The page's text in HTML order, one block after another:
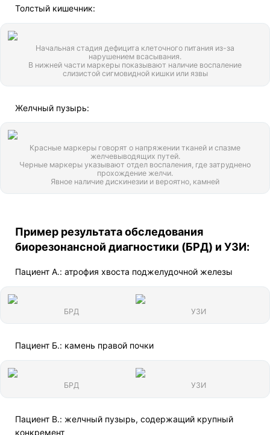
Толстый кишечник:
Начальная стадия дефицита клеточного питания из-за
нарушением всасывания.
В нижней части маркеры показывают наличие воспаление
слизистой сигмовидной кишки или язвы
Желчный пузырь:
Красные маркеры говорят о напряжении тканей и спазме
желчевыводящих путей.
Черные маркеры указывают отдел воспаления, где затруднено
прохождение желчи.
Явное наличие дискинезии и вероятно, камней
Пример результата обследования
биорезонансной диагностики (БРД) и УЗИ:
Пациент А.: атрофия хвоста поджелудочной железы
БРД УЗИ
Пациент Б.: камень правой почки
БРД УЗИ
Пациент В.: желчный пузырь, содержащий крупный
конкремент